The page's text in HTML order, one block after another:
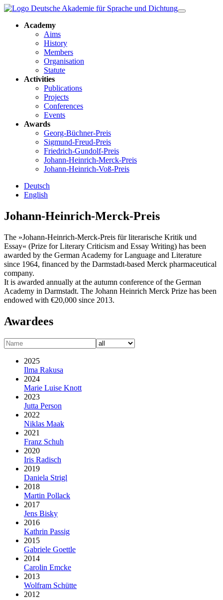
Academy
Aims
History
Members
Organisation
Statute
Activities
Publications
Projects
Conferences
Events
Awards
Georg-Büchner-Preis
Sigmund-Freud-Preis
Friedrich-Gundolf-Preis
Johann-Heinrich-Merck-Preis
Johann-Heinrich-Voß-Preis
Deutsch
English
Johann-Heinrich-Merck-Preis
The »Johann-Heinrich-Merck-Preis für literarische Kritik und
Essay« (Prize for Literary Criticism and Essay Writing) has been
awarded by the German Academy for Language and Literature
since 1964, financed by the Darmstadt-based Merck pharmaceutical
company.
It is awarded annually at the autumn conference of the German
Academy in Darmstadt. The Johann Heinrich Merck Prize has been
endowed with €20,000 since 2013.
Awardees
2025
Ilma Rakusa
2024
Marie Luise Knott
2023
Jutta Person
2022
Niklas Maak
2021
Franz Schuh
2020
Iris Radisch
2019
Daniela Strigl
2018
Martin Pollack
2017
Jens Bisky
2016
Kathrin Passig
2015
Gabriele Goettle
2014
Carolin Emcke
2013
Wolfram Schütte
2012